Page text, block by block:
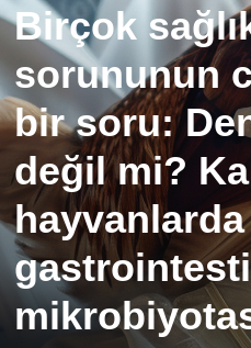
Birçok
sorununun
bir soru:
değil mi?
hayvanlarda